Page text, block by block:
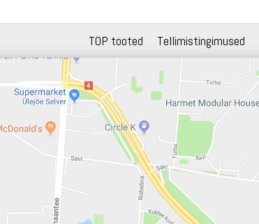
TOP tooted Tellimistingimused